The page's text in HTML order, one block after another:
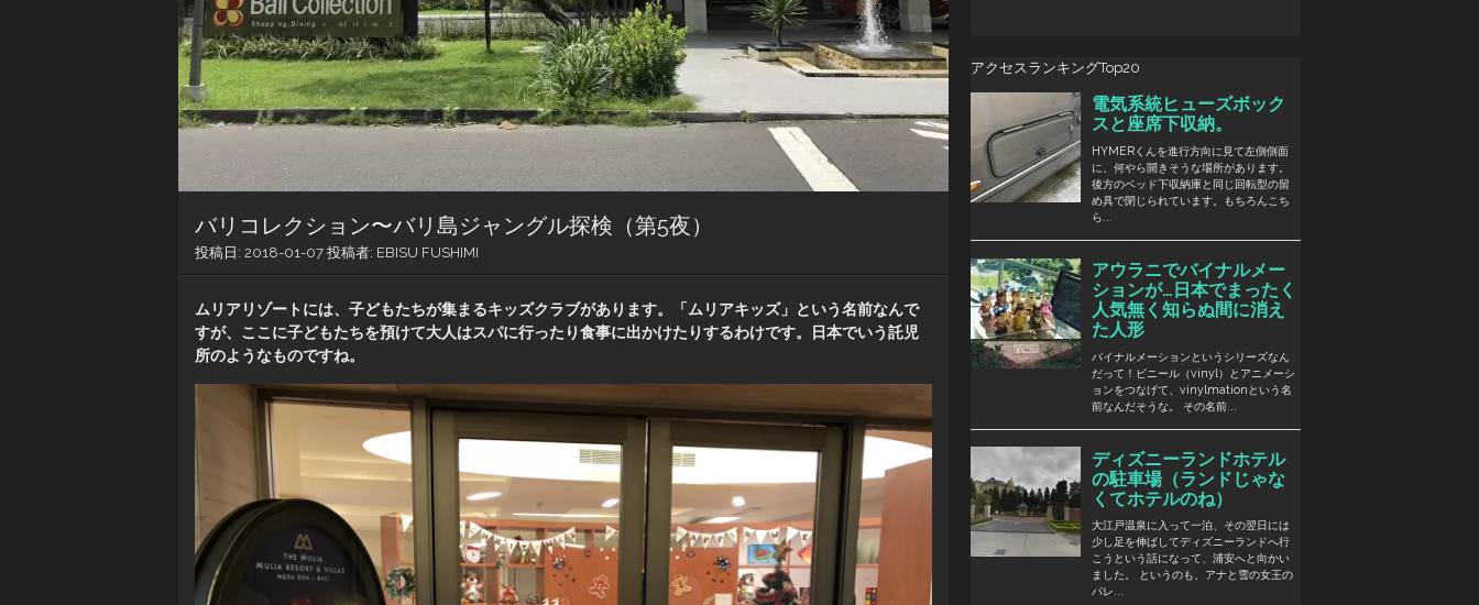
バリコレクション〜バリ島ジャングル探検（第5夜）
投稿日: 2018-01-07 投稿者: EBISU FUSHIMI
ムリアリゾートには、子どもたちが集まるキッズクラブがあります。「ムリアキッズ」という名前なんで
すが、ここに子どもたちを預けて大人はスパに行ったり食事に出かけたりするわけです。日本でいう託児
所のようなものですね。
アクセスランキングTop20